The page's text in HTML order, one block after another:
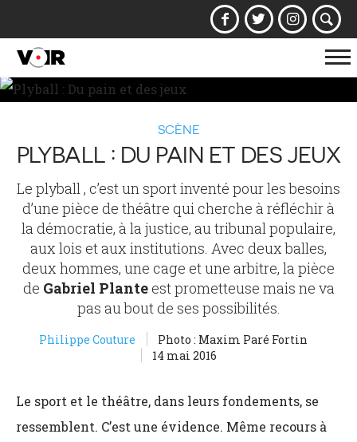
la
SCÈNE
PLYBALL : DU PAIN ET DES JEUX
Le plyball , c’est un sport inventé pour les besoins
d’une pièce de théâtre qui cherche à réfléchir à
la démocratie, à la justice, au tribunal populaire,
aux lois et aux institutions. Avec deux balles,
deux hommes, une cage et une arbitre, la pièce
de Gabriel Plante est prometteuse mais ne va
pas au bout de ses possibilités.
Philippe Couture
Photo : Maxim Paré Fortin
14 mai 2016
Le sport et le théâtre, dans leurs fondements, se
ressemblent. C’est une évidence. Même recours à